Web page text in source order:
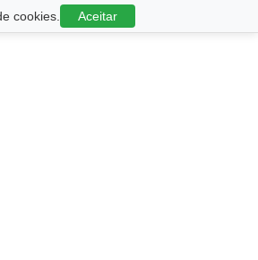
cookies. Aceitar